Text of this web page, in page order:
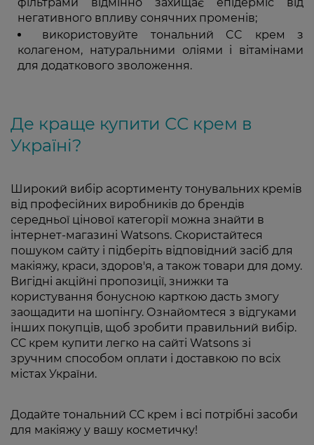
негативного впливу сонячних променів;
використовуйте тональний CC крем з
колагеном, натуральними оліями і вітамінами
для додаткового зволоження.
Де краще купити СС крем в
Україні?
Широкий вибір асортименту тонувальних кремів
від професійних виробників до брендів
середньої цінової категорії можна знайти в
інтернет-магазині Watsons. Скористайтеся
пошуком сайту і підберіть відповідний засіб для
макіяжу, краси, здоров'я, а також товари для дому.
Вигідні акційні пропозиції, знижки та
користування бонусною карткою дасть змогу
заощадити на шопінгу. Ознайомтеся з відгуками
інших покупців, щоб зробити правильний вибір.
СС крем купити легко на сайті Watsons зі
зручним способом оплати і доставкою по всіх
містах України.
Додайте тональний СС крем і всі потрібні засоби
для макіяжу у вашу косметичку!